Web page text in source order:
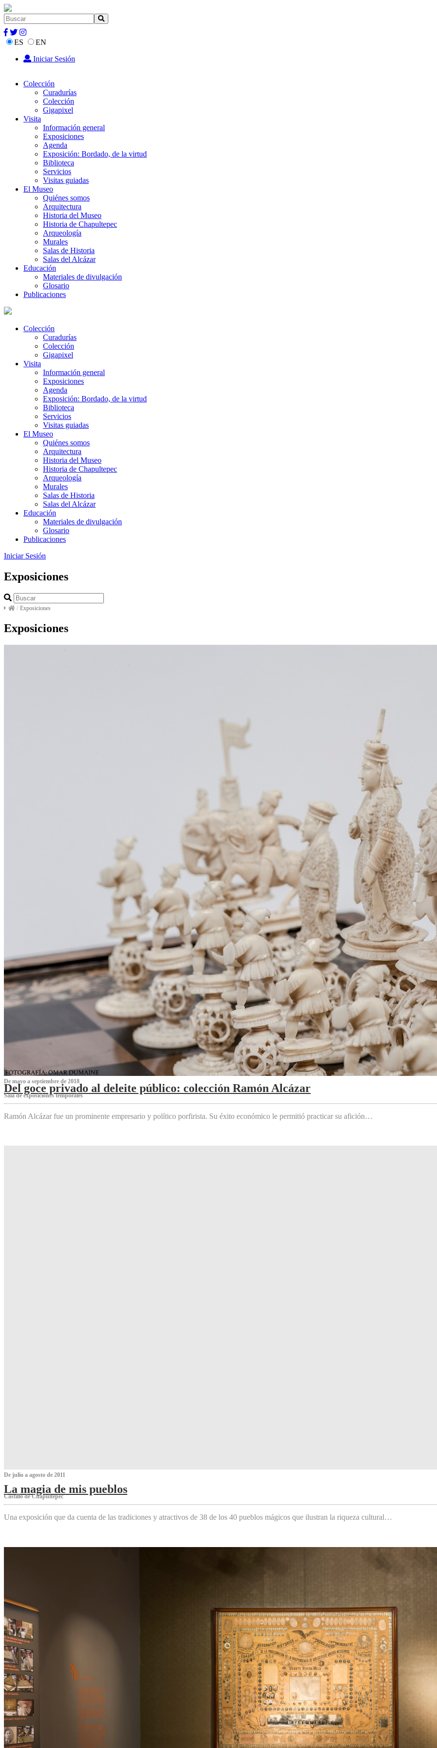
ES
EN
Iniciar Sesión
Colección
Curadurías
Colección
Gigapixel
Visita
Información general
Exposiciones
Agenda
Exposición: Bordado, de la virtud
Biblioteca
Servicios
Visitas guiadas
El Museo
Quiénes somos
Arquitectura
Historia del Museo
Historia de Chapultepec
Arqueología
Murales
Salas de Historia
Salas del Alcázar
Educación
Materiales de divulgación
Glosario
Publicaciones
Colección
Curadurías
Colección
Gigapixel
Visita
Información general
Exposiciones
Agenda
Exposición: Bordado, de la virtud
Biblioteca
Servicios
Visitas guiadas
El Museo
Quiénes somos
Arquitectura
Historia del Museo
Historia de Chapultepec
Arqueología
Murales
Salas de Historia
Salas del Alcázar
Educación
Materiales de divulgación
Glosario
Publicaciones
Iniciar Sesión
Exposiciones
/ Exposiciones
Exposiciones
De mayo a septiembre de 2018
Del goce privado al deleite público: colección Ramón Alcázar
Sala de exposiciones temporales
Ramón Alcázar fue un prominente empresario y político porfirista. Su éxito económico le permitió practicar su afición…
De julio a agosto de 2011
La magia de mis pueblos
Castillo de Chapultepec
Una exposición que da cuenta de las tradiciones y atractivos de 38 de los 40 pueblos mágicos que ilustran la riqueza cultural…